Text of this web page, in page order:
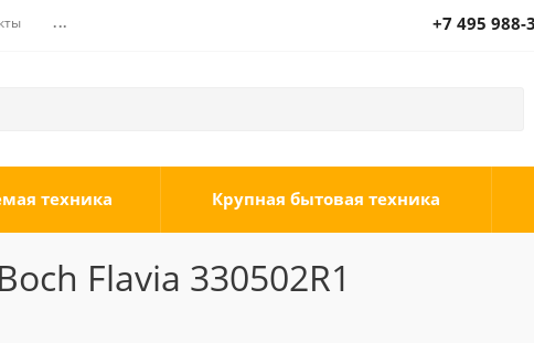
... +7 495 988-
техника Крупная бытовая техника
Flavia 330502R1